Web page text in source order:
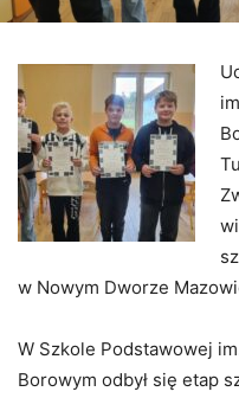
w Nowym Dworze
W Szkole Podstawowej
Borowym odbył się etap